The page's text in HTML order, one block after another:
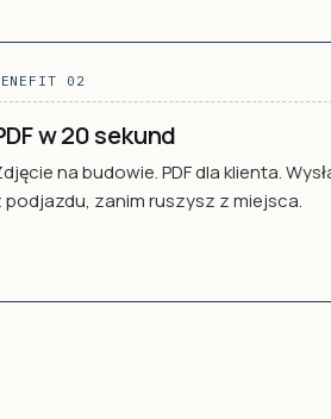
02
w 20 sekund
na budowie. PDF dla klienta.
podjazdu, zanim ruszysz z miejsca.